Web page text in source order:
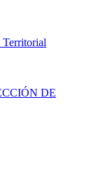
Territorial
DE